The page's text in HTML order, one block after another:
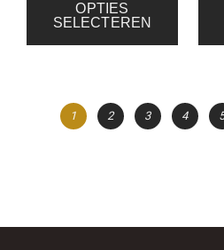
OPTIES
SELECTEREN
1 2 3 4